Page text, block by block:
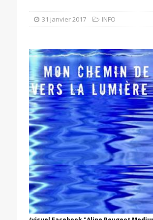
31 janvier 2017 INFO